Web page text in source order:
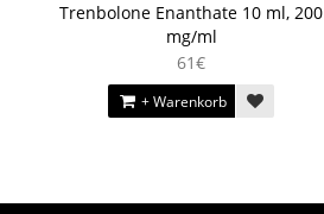
Trenbolone Enanthate 10 ml, 200
mg/ml
61€
+ Warenkorb